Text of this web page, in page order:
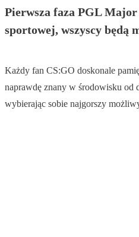
Pierwsza faza PGL
sportowej, wszyscy będą
Każdy fan CS:GO doskonale
naprawdę znany w środowisku od
wybierając sobie najgorszy